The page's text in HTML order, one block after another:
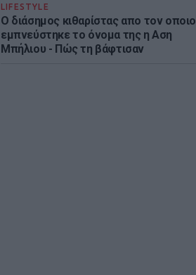
LIFESTYLE
Ο διάσημος κιθαρίστας απο τον οποιο
εμπνεύστηκε το όνομα της η Αση
Μπήλιου - Πώς τη βάφτισαν